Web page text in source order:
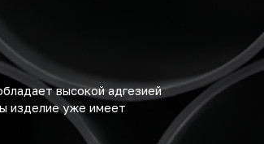
высокой адгезией
изделие уже имеет